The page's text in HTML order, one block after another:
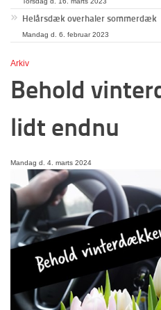
Helårsdæk overhaler sommerdæk
Mandag d. 6. februar 2023
Arkiv
Behold
lidt endnu
Mandag d. 4. marts 2024